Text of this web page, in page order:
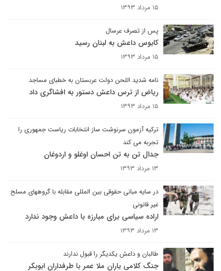
۱۵ مرداد ۱۳۹۳
پس از تصرف عرسال
کابوس داعش به لبنان رسید
۱۵ مرداد ۱۳۹۳
نامه شدید اللحن دولت عربستان به خطبای مساجد
ریاض از ترس داعش دستور به افشاگری داد
۱۵ مرداد ۱۳۹۳
ترکیه آزمون سرنوشت ساز انتخابات ریاست جمهوری را
تجربه می کند
جدال تن به تن احسان اوغلو و اردوغان
۱۳ مرداد ۱۳۹۳
در سایه مبانی حقوقی بین المللی مقابله با گروههای مسلح
غیر قانونی
اراده سیاسی برای مبارزه با داعش وجود ندارد
۱۳ مرداد ۱۳۹۳
طالبان و داعش یکدیگر را قبول ندارند
جنگ کلامی یاران ملا عمر با طرفداران ابوبکر